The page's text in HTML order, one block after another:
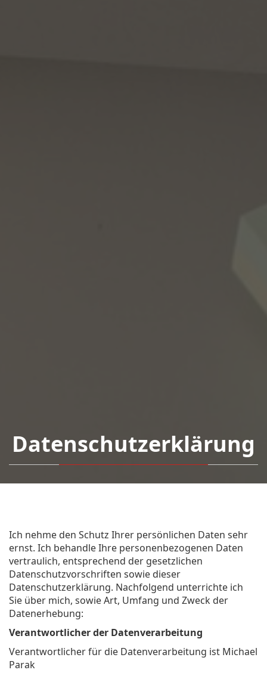
Datenschutzerklärung
Ich nehme den Schutz Ihrer persönlichen Daten sehr
ernst. Ich behandle Ihre personenbezogenen Daten
vertraulich, entsprechend der gesetzlichen
Datenschutzvorschriften sowie dieser
Datenschutzerklärung. Nachfolgend unterrichte ich
Sie über mich, sowie Art, Umfang und Zweck der
Datenerhebung:
Verantwortlicher der Datenverarbeitung
Verantwortlicher für die Datenverarbeitung ist Michael
Parak